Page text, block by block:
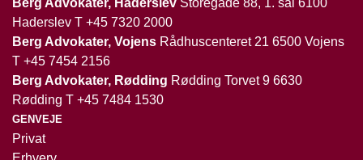
Berg Advokater, Haderslev Storegade 88, 1. sal 6100
Haderslev T +45 7320 2000
Berg Advokater, Vojens Rådhuscenteret 21 6500 Vojens
T +45 7454 2156
Berg Advokater, Rødding Rødding Torvet 9 6630
Rødding T +45 7484 1530
GENVEJE
Privat